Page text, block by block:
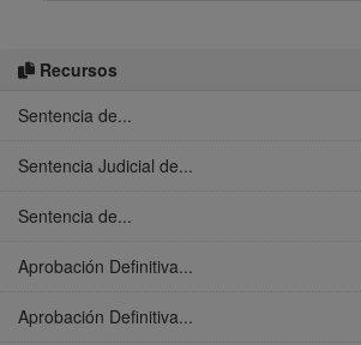
Recursos
Sentencia de...
Sentencia Judicial de...
Sentencia de...
Aprobación Definitiva...
Aprobación Definitiva...